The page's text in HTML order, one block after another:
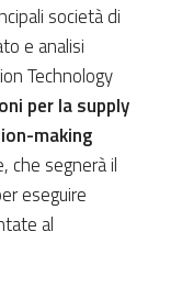
società di
e analisi
Technology
per la supply
making
che segnerà il
eseguire
al